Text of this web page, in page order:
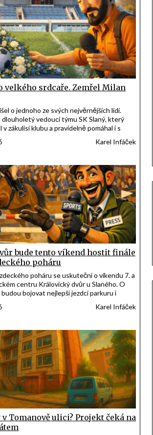
velkého srdcaře. Zemřel Milan
o jednoho ze svých nejvěrnějších lidí.
dlouholetý vedoucí týmu SK Slaný, který
zákulisí klubu a pravidelně pomáhal i s
Karel Infáček
bude tento víkend hostit finále
poháru
poháru se uskuteční o víkendu 7. a
centru Královický dvůr u Slaného. O
bojovat nejlepší jezdci parkuru i
a úspěšný vozataj Petr Vlašic,
Karel Infáček
v Tomanově ulici? Projekt čeká na